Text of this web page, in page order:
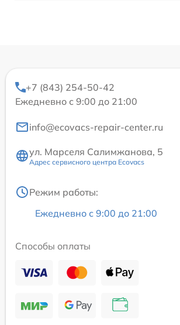
+7 (843) 254-50-42
Ежедневно с 9:00 до 21:00
info@ecovacs-repair-center.ru
ул. Марселя Салимжанова, 5
Адрес сервисного центра Ecovacs
Режим работы:
Ежедневно с 9:00 до 21:00
Способы оплаты